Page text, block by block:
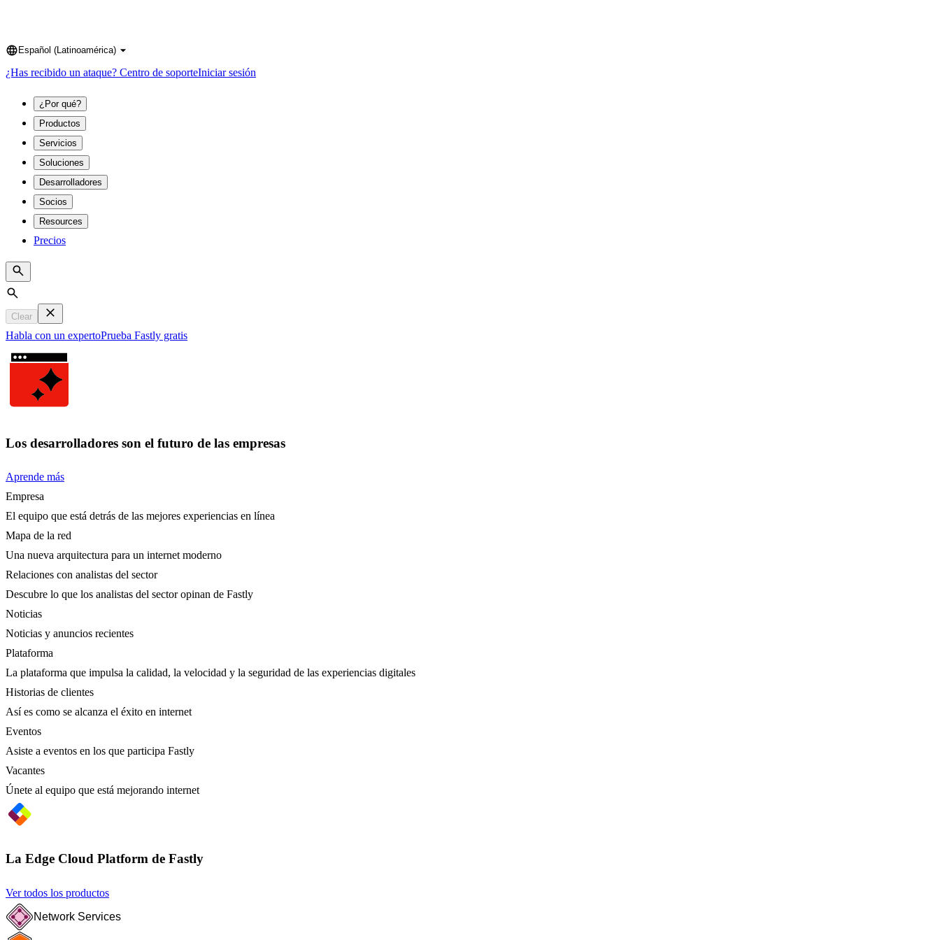
Language
Español (Latinoamérica)
¿Has recibido un ataque? Centro de soporteIniciar sesión
¿Por qué?
Productos
Servicios
Soluciones
Desarrolladores
Socios
Resources
Precios
Search
Clear
Habla con un expertoPrueba Fastly gratis
Los desarrolladores son el futuro de las empresas
Aprende más
Empresa
El equipo que está detrás de las mejores experiencias en línea
Mapa de la red
Una nueva arquitectura para un internet moderno
Relaciones con analistas del sector
Descubre lo que los analistas del sector opinan de Fastly
Noticias
Noticias y anuncios recientes
Plataforma
La plataforma que impulsa la calidad, la velocidad y la seguridad de las experiencias digitales
Historias de clientes
Así es como se alcanza el éxito en internet
Eventos
Asiste a eventos en los que participa Fastly
Vacantes
Únete al equipo que está mejorando internet
La Edge Cloud Platform de Fastly
Ver todos los productos
Network Services